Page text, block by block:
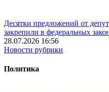
Десятки предложений от
закрепили в федеральных
28.07.2026 16:56
Новости рубрики
Политика